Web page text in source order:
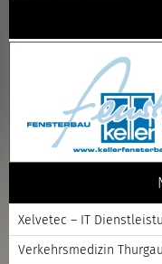
Xelvetec – IT
Verkehrsmedizin